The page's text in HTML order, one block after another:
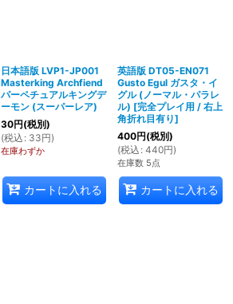
日本語版 LVP1-JP001
Masterking Archfiend
パーペチュアルキングデ
ーモン (スーパーレア)
30円(税別)
(税込 : 33円)
在庫わずか
カートに入れる
英語版 DT05-EN071
Gusto Egul ガスタ・イ
グル (ノーマル・パラレ
ル) [完全プレイ用 / 右上
角折れ目有り]
400円(税別)
(税込 : 440円)
在庫数 5点
カートに入れる